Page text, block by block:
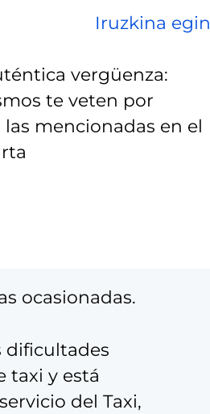
Iruzkina egin
vergüenza:
te veten por
mencionadas en el
ocasionadas.
dificultades
taxi y está
del Taxi,